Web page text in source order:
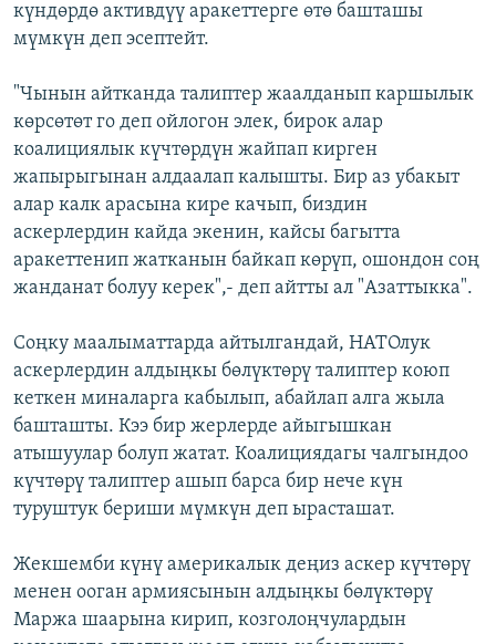
күндөрдө активдүү аракеттерге өтө башташы
мүмкүн деп эсептейт.
"Чынын айтканда талиптер жаалданып каршылык
көрсөтөт го деп ойлогон элек, бирок алар
коалициялык күчтөрдүн жайпап кирген
жапырыгынан алдаалап калышты. Бир аз убакыт
алар калк арасына кире качып, биздин
аскерлердин кайда экенин, кайсы багытта
аракеттенип жатканын байкап көрүп, ошондон соң
жанданат болуу керек",- деп айтты ал "Азаттыкка".
Соңку маалыматтарда айтылгандай, НАТОлук
аскерлердин алдыңкы бөлүктөрү талиптер коюп
кеткен миналарга кабылып, абайлап алга жыла
башташты. Кээ бир жерлерде айыгышкан
атышуулар болуп жатат. Коалициядагы чалгындоо
күчтөрү талиптер ашып барса бир нече күн
туруштук бериши мүмкүн деп ырасташат.
Жекшемби күнү америкалык деңиз аскер күчтөрү
менен ооган армиясынын алдыңкы бөлүктөрү
Маржа шаарына кирип, козголоңчулардын